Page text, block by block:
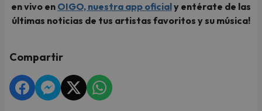
en vivo en OIGO, nuestra app oficialy entérate de las
últimas noticias de tus artistas favoritos y su música!
Compartir